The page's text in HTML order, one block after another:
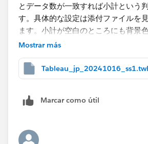
とデータ数が一致すれば小計という
す。具体的な設定は添付ファイルを
ます。小計が空白のところにも背景
は、更にいくつかの表計算を重ねる
Mostrar más
Marcar como útil